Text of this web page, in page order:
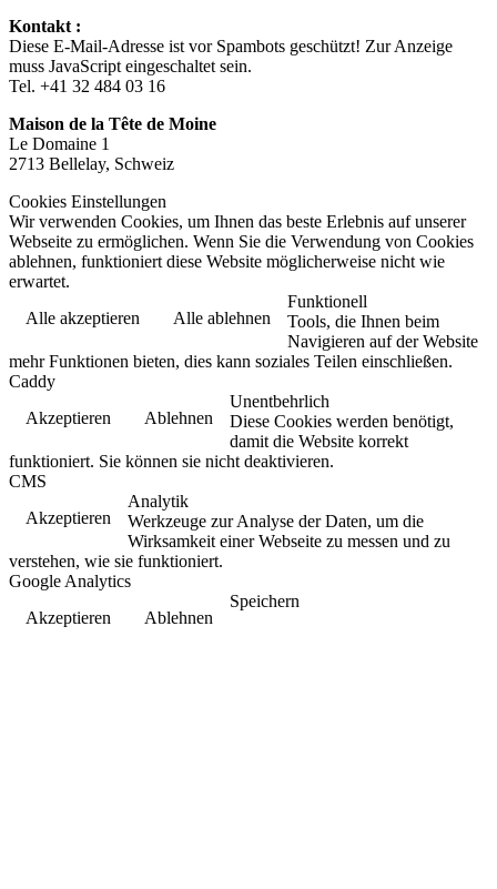
Kontakt :
Diese E-Mail-Adresse ist vor Spambots geschützt! Zur Anzeige
muss JavaScript eingeschaltet sein.
Tel. +41 32 484 03 16
Maison de la Tête de Moine
Le Domaine 1
2713 Bellelay, Schweiz
Cookies Einstellungen
Wir verwenden Cookies, um Ihnen das beste Erlebnis auf unserer
Webseite zu ermöglichen. Wenn Sie die Verwendung von Cookies
ablehnen, funktioniert diese Website möglicherweise nicht wie
erwartet.
Alle akzeptieren
Alle ablehnen
Funktionell
Tools, die Ihnen beim
Navigieren auf der Website
mehr Funktionen bieten, dies kann soziales Teilen einschließen.
Caddy
Akzeptieren
Ablehnen
Unentbehrlich
Diese Cookies werden benötigt,
damit die Website korrekt
funktioniert. Sie können sie nicht deaktivieren.
CMS
Akzeptieren
Analytik
Werkzeuge zur Analyse der Daten, um die
Wirksamkeit einer Webseite zu messen und zu
verstehen, wie sie funktioniert.
Google Analytics
Akzeptieren
Ablehnen
Speichern